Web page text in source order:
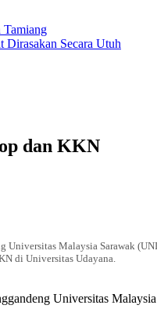
Dirasakan Secara Utuh
dan KKN
Malaysia Sarawak
di Universitas Udayana.
Universitas